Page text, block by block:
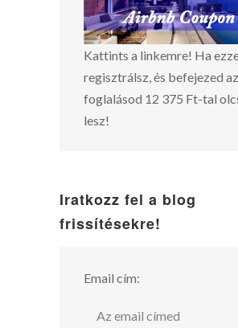
Kattints a linkemre! Ha
regisztrálsz, és befejezed
foglalásod 12 375 Ft-tal
lesz!
Iratkozz fel a blog
frissítésekre!
Email cím: